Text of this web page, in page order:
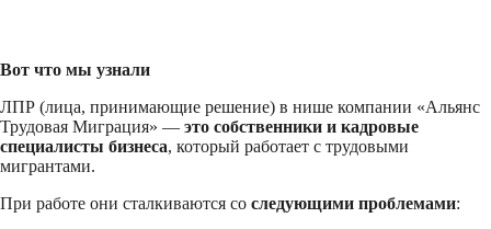
Вот что мы узнали
ЛПР (лица, принимающие решение) в нише компании «Альянс
Трудовая Миграция» — это собственники и кадровые
специалисты бизнеса, который работает с трудовыми
мигрантами.
При работе они сталкиваются со следующими проблемами: